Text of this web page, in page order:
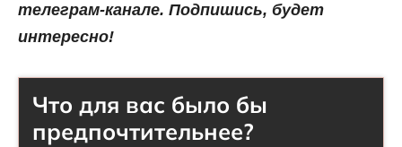
телеграм-канале. Подпишись, будет
интересно!
Что для вас было бы
предпочтительнее?